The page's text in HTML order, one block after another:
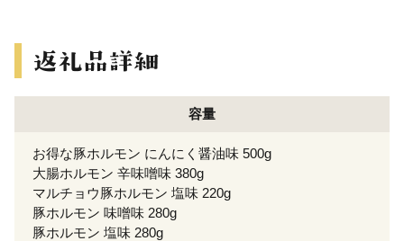
容量
お得な豚ホルモン にんにく醤油味 500g
大腸ホルモン 辛味噌味 380g
マルチョウ豚ホルモン 塩味 220g
豚ホルモン 味噌味 280g
豚ホルモン 塩味 280g